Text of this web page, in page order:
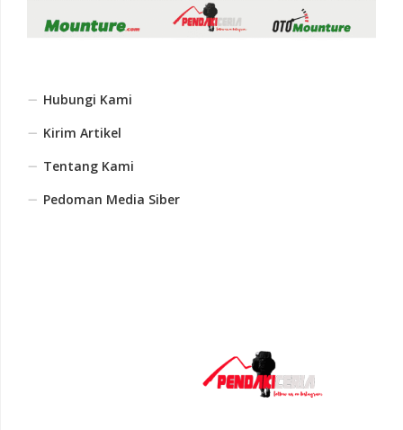
Hubungi Kami
Kirim Artikel
Tentang Kami
Pedoman Media Siber